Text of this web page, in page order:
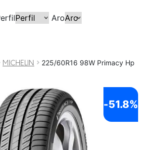
Aro
MICHELIN
225/60R16 98W Primacy Hp
-51.8%